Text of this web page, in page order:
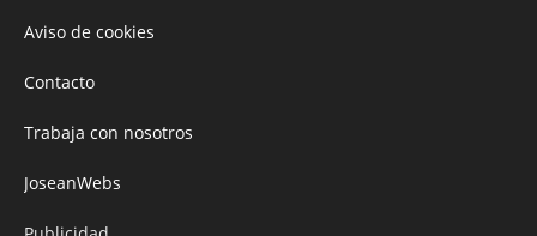
Aviso de cookies
Contacto
Trabaja con nosotros
JoseanWebs